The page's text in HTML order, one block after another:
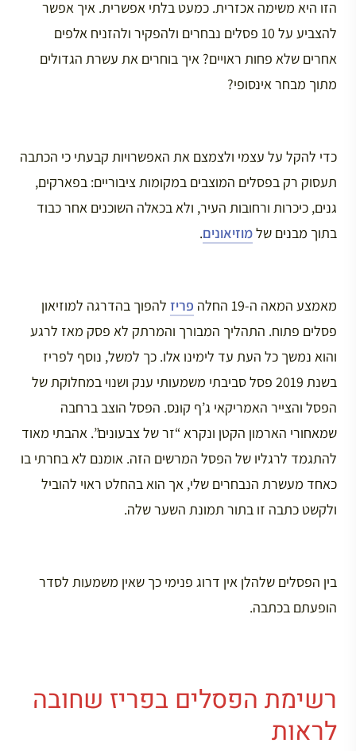
הזו היא משימה אכזרית. כמעט בלתי אפשרית. איך אפשר
להצביע על 10 פסלים נבחרים ולהפקיר ולהזניח אלפים
אחרים שלא פחות ראויים? איך בוחרים את עשרת הגדולים
מתוך מבחר אינסופי?
כדי להקל על עצמי ולצמצם את האפשרויות קבעתי כי הכתבה
תעסוק רק בפסלים המוצבים במקומות ציבוריים: בפארקים,
גנים, כיכרות ורחובות העיר, ולא בכאלה השוכנים אחר כבוד
בתוך מבנים שלמוזיאונים.
מאמצע המאה ה-19 החלה פריז להפוך בהדרגה למוזיאון
פסלים פתוח. התהליך המבורך והמרתק לא פסק מאז לרגע
והוא נמשך כל העת עד לימינו אלו. כך למשל, נוסף לפריז
בשנת 2019 פסל סביבתי משמעותי ענק ושנוי במחלוקת של
הפסל והצייר האמריקאי ג’ף קונס. הפסל הוצב ברחבה
שמאחורי הארמון הקטן ונקרא “זר של צבעונים”. אהבתי מאוד
להתגמד לרגליו של הפסל המרשים הזה. אומנם לא בחרתי בו
כאחד מעשרת הנבחרים שלי, אך הוא בהחלט ראוי להוביל
ולקשט כתבה זו בתור תמונת השער שלה.
בין הפסלים שלהלן אין דרוג פנימי כך שאין משמעות לסדר
הופעתם בכתבה.
רשימת הפסלים בפריז שחובה
לראות